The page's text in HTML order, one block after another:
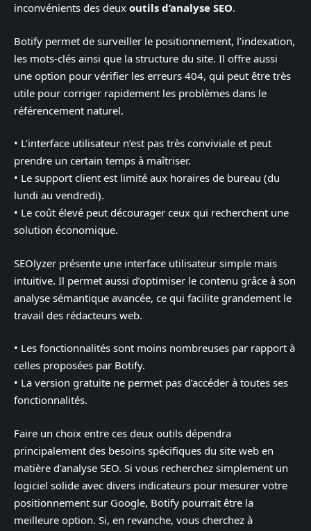
inconvénients des deux outils d’analyse SEO.
Botify permet de surveiller le positionnement, l’indexation,
les mots-clés ainsi que la structure du site. Il offre aussi
une option pour vérifier les erreurs 404, qui peut être très
utile pour corriger rapidement les problèmes dans le
référencement naturel.
• L’interface utilisateur n’est pas très conviviale et peut
prendre un certain temps à maîtriser.
• Le support client est limité aux horaires de bureau (du
lundi au vendredi).
• Le coût élevé peut décourager ceux qui recherchent une
solution économique.
SEOlyzer présente une interface utilisateur simple mais
intuitive. Il permet aussi d’optimiser le contenu grâce à son
analyse sémantique avancée, ce qui facilite grandement le
travail des rédacteurs web.
• Les fonctionnalités sont moins nombreuses par rapport à
celles proposées par Botify.
• La version gratuite ne permet pas d’accéder à toutes ses
fonctionnalités.
Faire un choix entre ces deux outils dépendra
principalement des besoins spécifiques du site web en
matière d’analyse SEO. Si vous recherchez simplement un
logiciel solide avec divers indicateurs pour mesurer votre
positionnement sur Google, Botify pourrait être la
meilleure option. Si, en revanche, vous cherchez à